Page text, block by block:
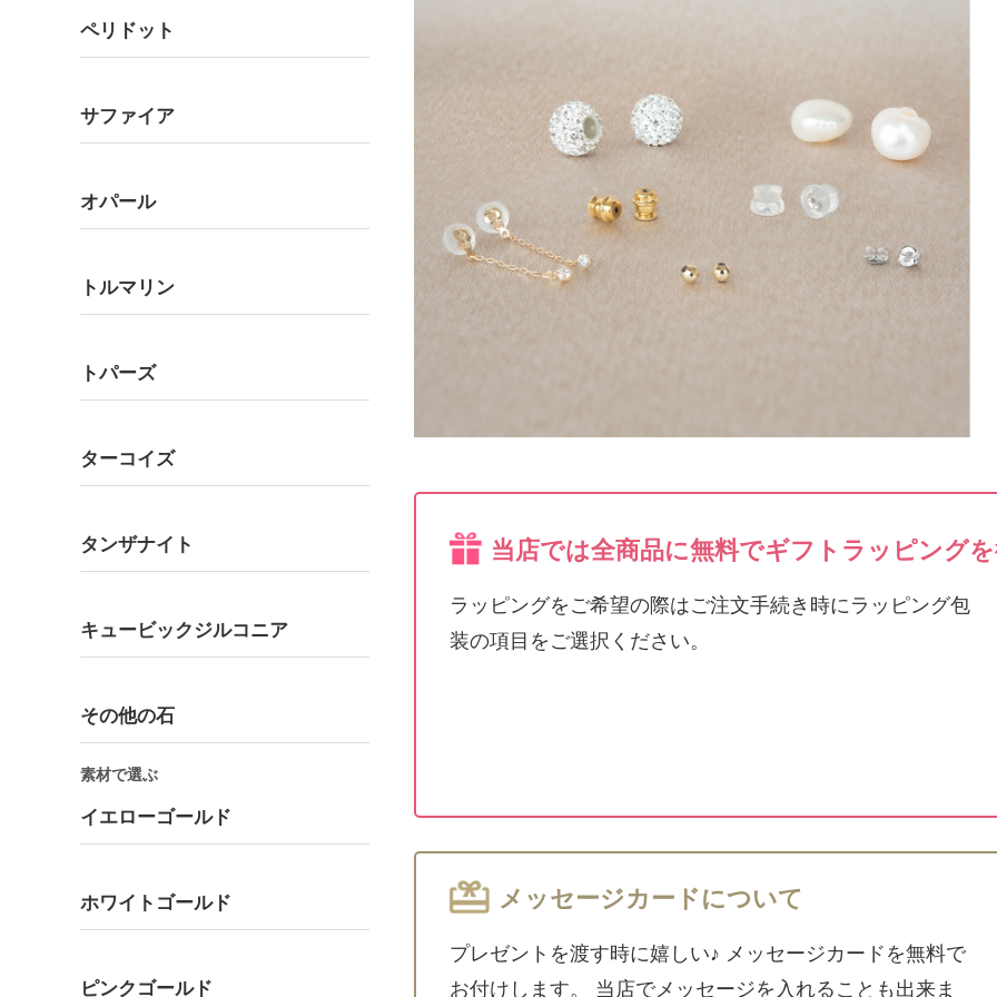
当店では全商品に無料でギフトラッピング
ラッピングをご希望の際はご注文手続き時にラッピング包
装の項目をご選択ください。
メッセージカードについて
プレゼントを渡す時に嬉しい♪ メッセージカードを無料で
お付けします。 当店でメッセージを入れることも出来ま
ペリドット
サファイア
オパール
トルマリン
トパーズ
ターコイズ
タンザナイト
キュービックジルコニア
その他の石
素材で選ぶ
イエローゴールド
ホワイトゴールド
ピンクゴールド